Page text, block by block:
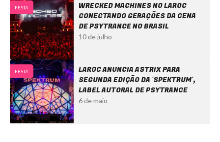
FESTA
WRECKED MACHINES NO LAROC
CONECTANDO GERAÇÕES DA CENA
DE PSYTRANCE NO BRASIL
10 de julho
FESTA
LAROC ANUNCIA ASTRIX PARA
SEGUNDA EDIÇÃO DA 'SPEKTRUM',
LABEL AUTORAL DE PSYTRANCE
6 de maio